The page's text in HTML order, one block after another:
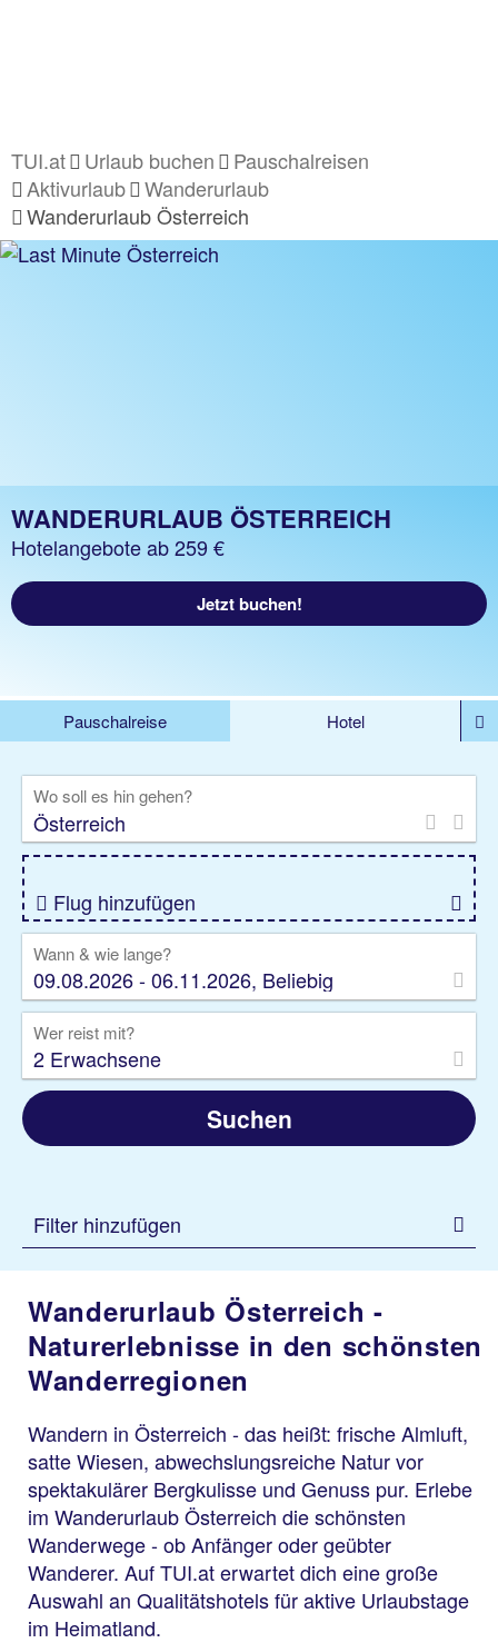
TUI.at Urlaub buchen
Pauschalreisen
Aktivurlaub
Wanderurlaub
Wanderurlaub Österreich
WANDERURLAUB ÖSTERREICH
Hotelangebote ab 259 €
Jetzt buchen!
Pauschalreise
Hotel
Rundreise
Kreuzfahrt
Gruppenreise
Camper Privattransfer
Wo soll es hin gehen?
Flug hinzufügen
Wann & wie lange?
09.08.2026 - 06.11.2026, Beliebig
Wer reist mit?
2 Erwachsene
Suchen
Filter hinzufügen
Wanderurlaub Österreich -
Naturerlebnisse in den schönsten
Wanderregionen
Wandern in Österreich - das heißt: frische Almluft,
satte Wiesen, abwechslungsreiche Natur vor
spektakulärer Bergkulisse und Genuss pur. Erlebe
im Wanderurlaub Österreich die schönsten
Wanderwege - ob Anfänger oder geübter
Wanderer. Auf TUI.at erwartet dich eine große
Auswahl an Qualitätshotels für aktive Urlaubstage
im Heimatland.